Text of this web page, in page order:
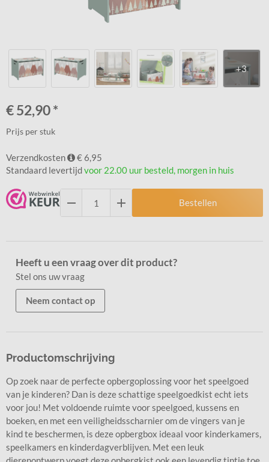
€52,90*
Prijs per stuk
Verzendkosten
€ 6,95
Standaard levertijdvoor 22.00 uur besteld, morgen in huis
Bestellen
Heeft u een vraag over dit product?
Stel ons uw vraag
Neem contact op
Productomschrijving
Op zoek naar de perfecte opbergoplossing voor het speelgoed
van je kinderen? Dan is deze schattige speelgoedkist echt iets
voor jou! Met voldoende ruimte voor speelgoed, kussens en
boeken, en met een veiligheidsscharnier om de vingers van je
kind te beschermen, is deze opbergbox ideaal voor kinderkamers,
speelkamers en kinderdagverblijven. Met een leuk